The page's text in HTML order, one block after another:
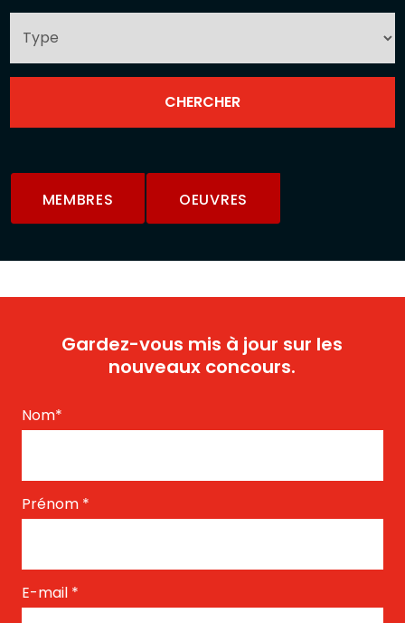
MEMBRES OEUVRES
Gardez-vous mis à jour sur les
nouveaux concours.
Nom*
Prénom *
E-mail *